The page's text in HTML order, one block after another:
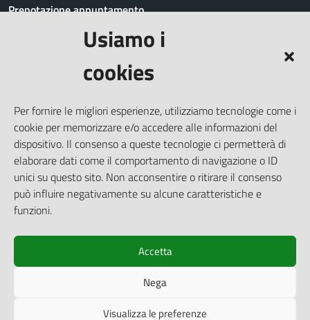
Usiamo i
cookies
Per fornire le migliori esperienze, utilizziamo tecnologie come i
cookie per memorizzare e/o accedere alle informazioni del
dispositivo. Il consenso a queste tecnologie ci permetterà di
elaborare dati come il comportamento di navigazione o ID
unici su questo sito. Non acconsentire o ritirare il consenso
può influire negativamente su alcune caratteristiche e
funzioni.
Accetta
Nega
Visualizza le preferenze
Prenotazione appuntamento
Segnalazione disservizio
Amministrazione trasparente
Whistleblowing
Dichiarazione di accessibilità
Note legali
Cookie Policy (UE)
Piano di miglioramento del Sito
SEGUICI SU